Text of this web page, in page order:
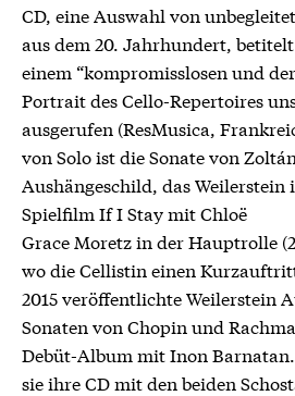
CD, eine Auswahl von
aus dem 20. Jahrhundert,
einem “kompromisslosen und
Portrait des Cello-Repertoires
ausgerufen (ResMusica,
von Solo ist die Sonate von
Aushängeschild, das Weilerstein
Spielfilm If I Stay mit Chloë
Grace Moretz in der Hauptrolle
wo die Cellistin einen
2015 veröffentlichte Weilerstein
Sonaten von Chopin und
Debüt-Album mit Inon
sie ihre CD mit den beiden